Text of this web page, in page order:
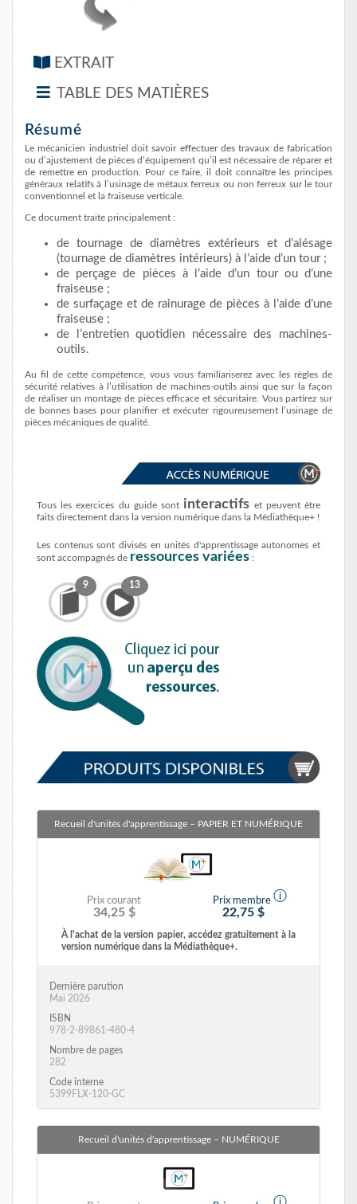
EXTRAIT
TABLE DES MATIÈRES
Résumé
Le mécanicien industriel doit savoir effectuer des travaux de fabrication
ou d’ajustement de pièces d’équipement qu’il est nécessaire de réparer et
de remettre en production. Pour ce faire, il doit connaître les principes
généraux relatifs à l’usinage de métaux ferreux ou non ferreux sur le tour
conventionnel et la fraiseuse verticale.
Ce document traite principalement :
de tournage de diamètres extérieurs et d’alésage
(tournage de diamètres intérieurs) à l’aide d’un tour ;
de perçage de pièces à l’aide d’un tour ou d’une
fraiseuse ;
de surfaçage et de rainurage de pièces à l’aide d’une
fraiseuse ;
de l’entretien quotidien nécessaire des machines-
outils.
Au fil de cette compétence, vous vous familiariserez avec les règles de
sécurité relatives à l’utilisation de machines-outils ainsi que sur la façon
de réaliser un montage de pièces efficace et sécuritaire. Vous partirez sur
de bonnes bases pour planifier et exécuter rigoureusement l’usinage de
pièces mécaniques de qualité.
Tous les exercices du guide sont interactifs et peuvent être
faits directement dans la version numérique dans la Médiathèque+ !
Les contenus sont divisés en unités d'apprentissage autonomes et
sont accompagnés de ressources variées :
9 13
Recueil d'unités d'apprentissage – PAPIER ET NUMÉRIQUE
Prix courant
34,25 $
Prix membre ⓘ
22,75 $
À l'achat de la version papier, accédez gratuitement à la
version numérique dans la Médiathèque+.
Dernière parution
Mai 2026
ISBN
978-2-89861-480-4
Nombre de pages
282
Code interne
5399FLX-120-GC
Recueil d'unités d'apprentissage – NUMÉRIQUE